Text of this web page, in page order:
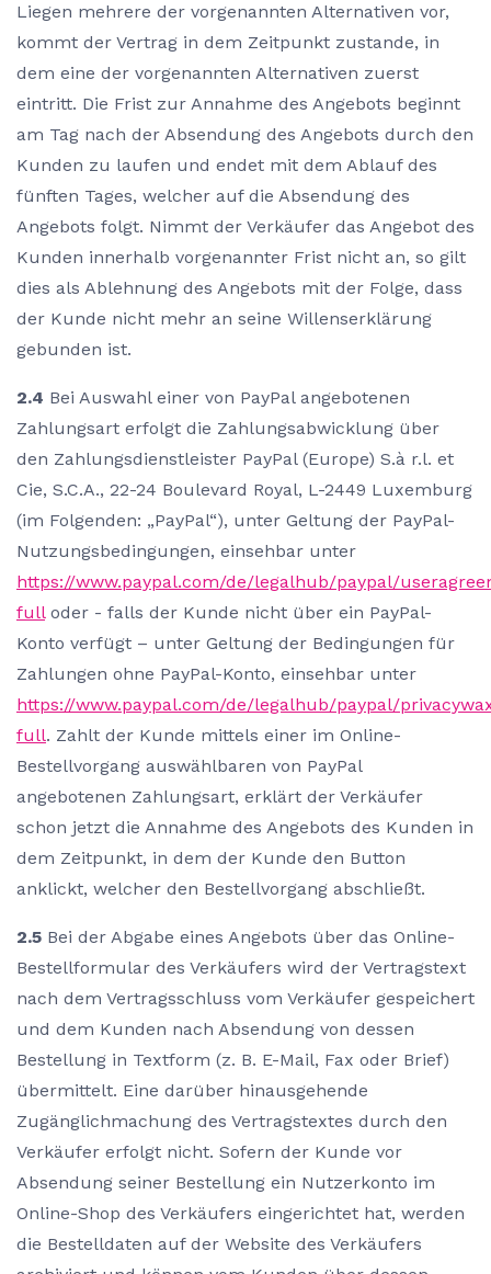
Liegen mehrere der vorgenannten Alternativen vor,
kommt der Vertrag in dem Zeitpunkt zustande, in
dem eine der vorgenannten Alternativen zuerst
eintritt. Die Frist zur Annahme des Angebots beginnt
am Tag nach der Absendung des Angebots durch den
Kunden zu laufen und endet mit dem Ablauf des
fünften Tages, welcher auf die Absendung des
Angebots folgt. Nimmt der Verkäufer das Angebot des
Kunden innerhalb vorgenannter Frist nicht an, so gilt
dies als Ablehnung des Angebots mit der Folge, dass
der Kunde nicht mehr an seine Willenserklärung
gebunden ist.
2.4 Bei Auswahl einer von PayPal angebotenen
Zahlungsart erfolgt die Zahlungsabwicklung über
den Zahlungsdienstleister PayPal (Europe) S.à r.l. et
Cie, S.C.A., 22-24 Boulevard Royal, L-2449 Luxemburg
(im Folgenden: „PayPal“), unter Geltung der PayPal-
Nutzungsbedingungen, einsehbar unter
https://www.paypal.com/de/legalhub/paypal/
fulloder - falls der Kunde nicht über ein PayPal-
Konto verfügt – unter Geltung der Bedingungen für
Zahlungen ohne PayPal-Konto, einsehbar unter
https://www.paypal.com/de/legalhub/paypal/
full. Zahlt der Kunde mittels einer im Online-
Bestellvorgang auswählbaren von PayPal
angebotenen Zahlungsart, erklärt der Verkäufer
schon jetzt die Annahme des Angebots des Kunden in
dem Zeitpunkt, in dem der Kunde den Button
anklickt, welcher den Bestellvorgang abschließt.
2.5 Bei der Abgabe eines Angebots über das Online-
Bestellformular des Verkäufers wird der Vertragstext
nach dem Vertragsschluss vom Verkäufer gespeichert
und dem Kunden nach Absendung von dessen
Bestellung in Textform (z. B. E-Mail, Fax oder Brief)
übermittelt. Eine darüber hinausgehende
Zugänglichmachung des Vertragstextes durch den
Verkäufer erfolgt nicht. Sofern der Kunde vor
Absendung seiner Bestellung ein Nutzerkonto im
Online-Shop des Verkäufers eingerichtet hat, werden
die Bestelldaten auf der Website des Verkäufers